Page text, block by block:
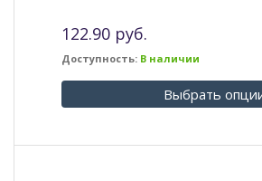
122.90 руб.
Доступность: В наличии
Выбрать